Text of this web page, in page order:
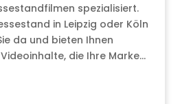
spezialisiert.
in Leipzig oder Köln
da und bieten Ihnen
die Ihre Marke...